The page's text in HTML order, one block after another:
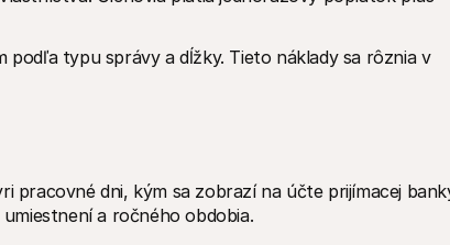
typu správy a dĺžky. Tieto náklady sa rôznia v
pracovné dni, kým sa zobrazí na účte prijímacej
a ročného obdobia.